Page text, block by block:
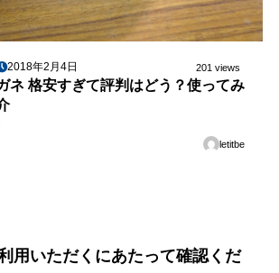
2018年2月4日 201 views
ネ 格安すぎて評判はどう？使ってみ
letitbe
用いただくにあたって確認くだ